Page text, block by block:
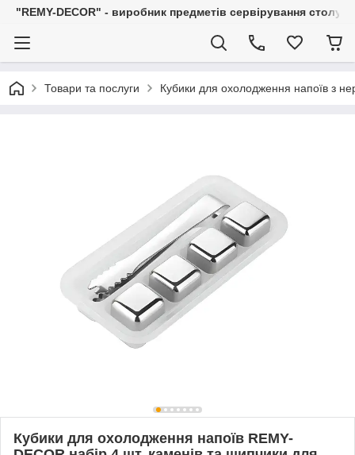
"REMY-DECOR" - виробник предметів сервірування
Товари та послуги Кубики для охолодження напоїв з
Кубики для охолодження напоїв REMY-